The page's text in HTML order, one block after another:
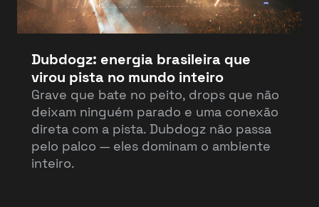
Dubdogz: energia brasileira que
virou pista no mundo inteiro
Grave que bate no peito, drops que não
deixam ninguém parado e uma conexão
direta com a pista. Dubdogz não passa
pelo palco — eles dominam o ambiente
inteiro.
Olá! Bem-vindo(a) ao FanTicketBot. Como
posso te ajudar hoje? Você deseja vender ou
Vender Comprar
Send